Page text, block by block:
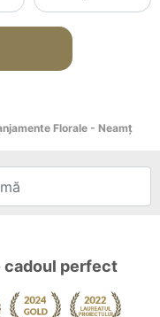
Florale - Neamţ
cadoul perfect